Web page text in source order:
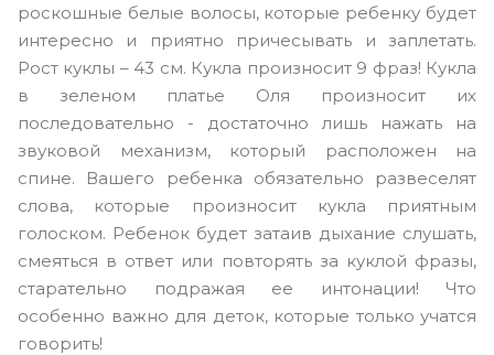
роскошные белые волосы, которые ребенку будет
интересно и приятно причесывать и заплетать.
Рост куклы – 43 см. Кукла произносит 9 фраз! Кукла
в зеленом платье Оля произносит их
последовательно - достаточно лишь нажать на
звуковой механизм, который расположен на
спине. Вашего ребенка обязательно развеселят
слова, которые произносит кукла приятным
голоском. Ребенок будет затаив дыхание слушать,
смеяться в ответ или повторять за куклой фразы,
старательно подражая ее интонации! Что
особенно важно для деток, которые только учатся
говорить!